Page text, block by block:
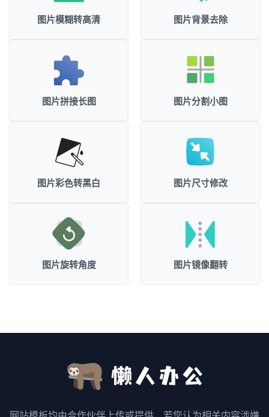
图片模糊转高清 图片背景去除
图片拼接长图 图片分割小图
图片彩色转黑白 图片尺寸修改
图片旋转角度 图片镜像翻转